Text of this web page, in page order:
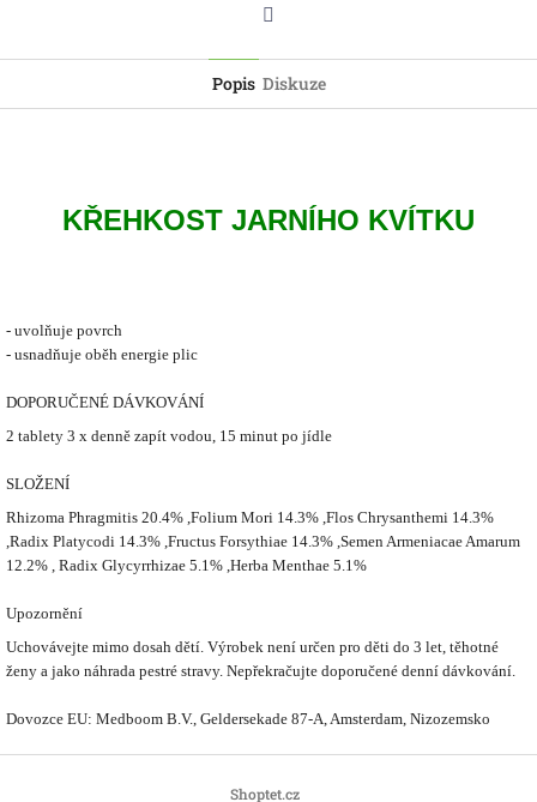
Popis Diskuze
KŘEHKOST JARNÍHO KVÍTKU
- uvolňuje povrch
- usnadňuje oběh energie plic
DOPORUČENÉ DÁVKOVÁNÍ
2 tablety 3 x denně zapít vodou, 15 minut po jídle
SLOŽENÍ
Rhizoma Phragmitis 20.4% ,Folium Mori 14.3% ,Flos Chrysanthemi 14.3%
,Radix Platycodi 14.3% ,Fructus Forsythiae 14.3% ,Semen Armeniacae Amarum
12.2% , Radix Glycyrrhizae 5.1% ,Herba Menthae 5.1%
Upozornění
Uchovávejte mimo dosah dětí. Výrobek není určen pro děti do 3 let, těhotné
ženy a jako náhrada pestré stravy. Nepřekračujte doporučené denní dávkování.
Dovozce EU: Medboom B.V., Geldersekade 87-A, Amsterdam, Nizozemsko
Shoptet.cz